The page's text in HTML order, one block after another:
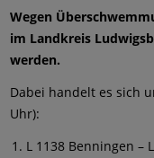
Wegen
im Landkreis
werden.
Dabei handelt es sich
Uhr):
L 1138 Benningen –